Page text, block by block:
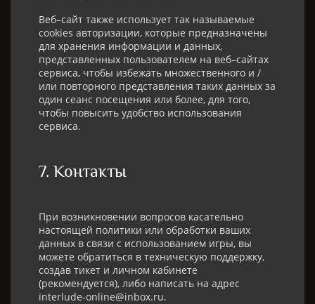
Веб–сайт также использует так называемые
cookies авторизации, которые предназначены
для хранения информации и данных,
представленных пользователем на веб–сайтах
сервиса, чтобы избежать множественного и /
или повторного представления таких данных за
один сеанс посещения или более, для того,
чтобы повысить удобство использования
сервиса.
7. Контакты​
При возникновении вопросов касательно
настоящей политики или обработки ваших
данных в связи с использованием игры, вы
можете обратиться в техническую поддержку,
создав тикет и личном кабинете
(рекомендуется), либо написать на адрес
interlude-online@inbox.ru.